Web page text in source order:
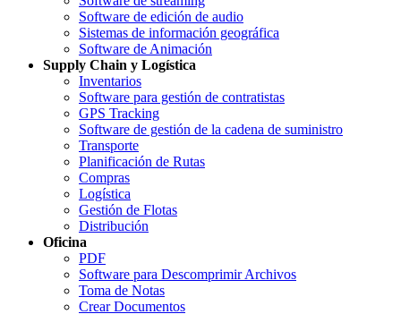
Software de edición de audio
Sistemas de información geográfica
Software de Animación
Supply Chain y Logística
Inventarios
Software para gestión de contratistas
GPS Tracking
Software de gestión de la cadena de suministro
Transporte
Planificación de Rutas
Compras
Logística
Gestión de Flotas
Distribución
Oficina
PDF
Software para Descomprimir Archivos
Toma de Notas
Crear Documentos